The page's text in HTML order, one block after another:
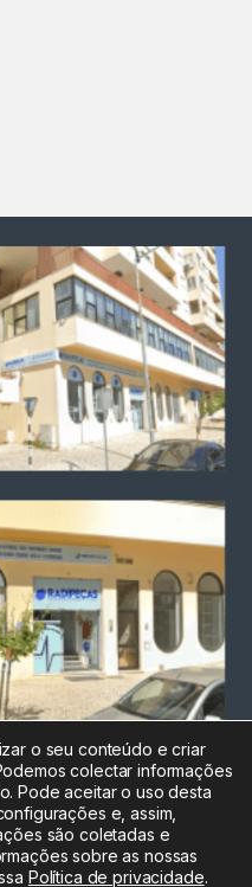
a rede fixa
212
o seu conteúdo e criar
colectar informações
Pode aceitar o uso desta
e, assim,
são coletadas e
sobre as nossas
Política de privacidade.